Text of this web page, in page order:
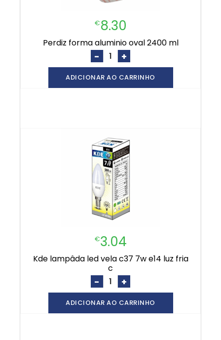
€8.30
perdiz forma aluminio oval 2400 ml
- +
ADICIONAR AO CARRINHO
€3.04
kde lampâda led vela c37 7w e14 luz fria
c
- +
ADICIONAR AO CARRINHO